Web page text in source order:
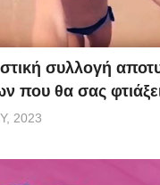
συλλογή
που θα σας
2023